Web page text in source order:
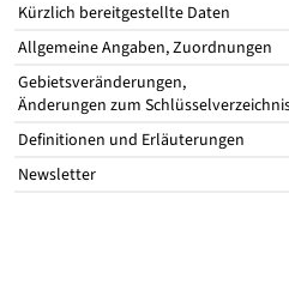
Kürzlich bereitgestellte Daten
Allgemeine Angaben, Zuordnungen
Gebietsveränderungen,
Änderungen zum
Definitionen und Erläuterungen
Newsletter